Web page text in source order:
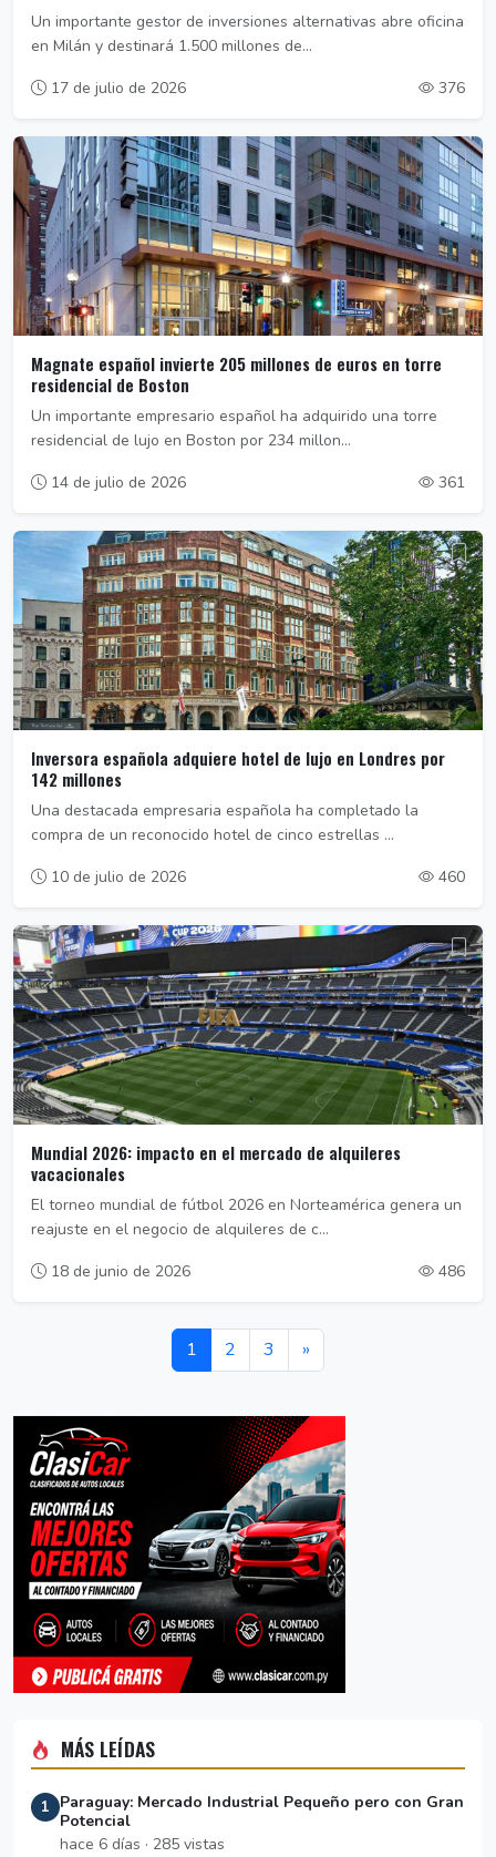
Un importante gestor de inversiones alternativas abre oficina
en Milán y destinará 1.500 millones de...
17 de julio de 2026
376
Magnate español invierte 205 millones de euros en torre
residencial de Boston
Un importante empresario español ha adquirido una torre
residencial de lujo en Boston por 234 millon...
14 de julio de 2026
361
Inversora española adquiere hotel de lujo en Londres por
142 millones
Una destacada empresaria española ha completado la
compra de un reconocido hotel de cinco estrellas ...
10 de julio de 2026
460
Mundial 2026: impacto en el mercado de alquileres
vacacionales
El torneo mundial de fútbol 2026 en Norteamérica genera un
reajuste en el negocio de alquileres de c...
18 de junio de 2026
486
1 2 3 »
MÁS LEÍDAS
1
Paraguay: Mercado Industrial Pequeño pero con Gran
Potencial
hace 6 días · 285 vistas